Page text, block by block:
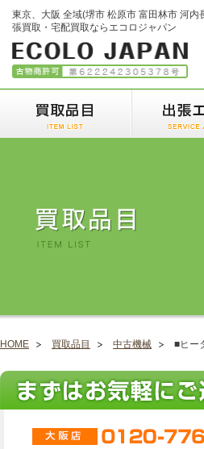
東京、大阪 全域(堺市 松原市 富田林市 河内
張買取・宅配買取ならエコロジャパン
HOME 買取品目 中古機械 ■ヒー